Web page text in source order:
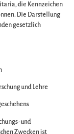
Sie
die Kennzeichen
Die Darstellung
gesetzlich
und Lehre
und
Zwecken ist